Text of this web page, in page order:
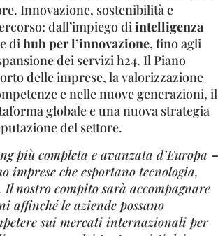
Innovazione, sostenibilità e
dall’impiego diintelligenza
dihub per l’innovazione, fino agli
dei servizi h24. Il Piano
delle imprese, la valorizzazione
e nelle nuove generazioni, il
globale e una nuova strategia
del settore.
più completa e avanzata d’Europa –
imprese che esportano tecnologia,
nostro compito sarà accompagnare
affinché le aziende possano
sui mercati internazionali per